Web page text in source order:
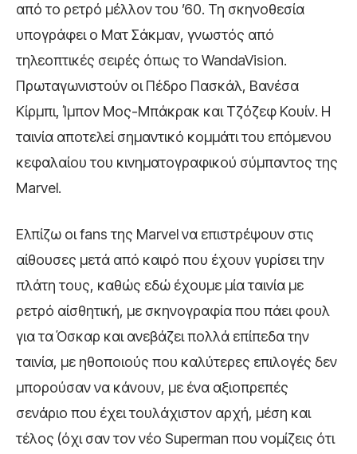
από το ρετρό μέλλον του ’60. Τη σκηνοθεσία
υπογράφει ο Ματ Σάκμαν, γνωστός από
τηλεοπτικές σειρές όπως το WandaVision.
Πρωταγωνιστούν οι Πέδρο Πασκάλ, Βανέσα
Κίρμπι, Ίμπον Μος-Μπάκρακ και Τζόζεφ Κουίν. Η
ταινία αποτελεί σημαντικό κομμάτι του επόμενου
κεφαλαίου του κινηματογραφικού σύμπαντος της
Marvel.
Ελπίζω οι fans της Marvel να επιστρέψουν στις
αίθουσες μετά από καιρό που έχουν γυρίσει την
πλάτη τους, καθώς εδώ έχουμε μία ταινία με
ρετρό αίσθητική, με σκηνογραφία που πάει φουλ
για τα Όσκαρ και ανεβάζει πολλά επίπεδα την
ταινία, με ηθοποιούς που καλύτερες επιλογές δεν
μπορούσαν να κάνουν, με ένα αξιοπρεπές
σενάριο που έχει τουλάχιστον αρχή, μέση και
τέλος (όχι σαν τον νέο Superman που νομίζεις ότι